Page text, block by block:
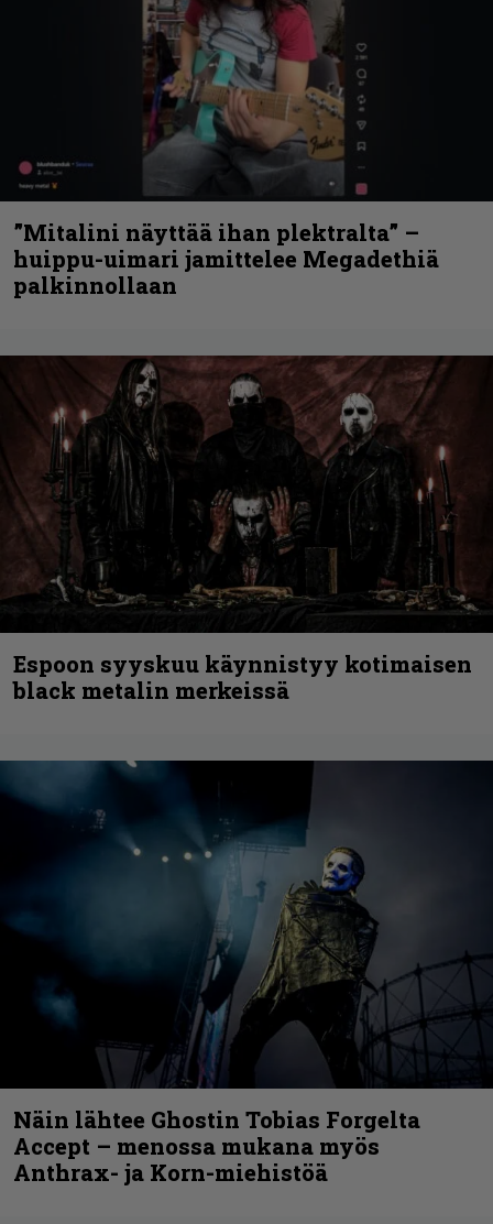
”Mitalini näyttää ihan plektralta” –
huippu-uimari jamittelee Megadethiä
palkinnollaan
Espoon syyskuu käynnistyy kotimaisen
black metalin merkeissä
Näin lähtee Ghostin Tobias Forgelta
Accept – menossa mukana myös
Anthrax- ja Korn-miehistöä